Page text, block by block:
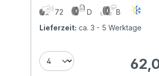
72 D
B
Lieferzeit: ca. 3 - 5 Werktage